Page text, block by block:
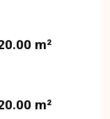
m²
m²